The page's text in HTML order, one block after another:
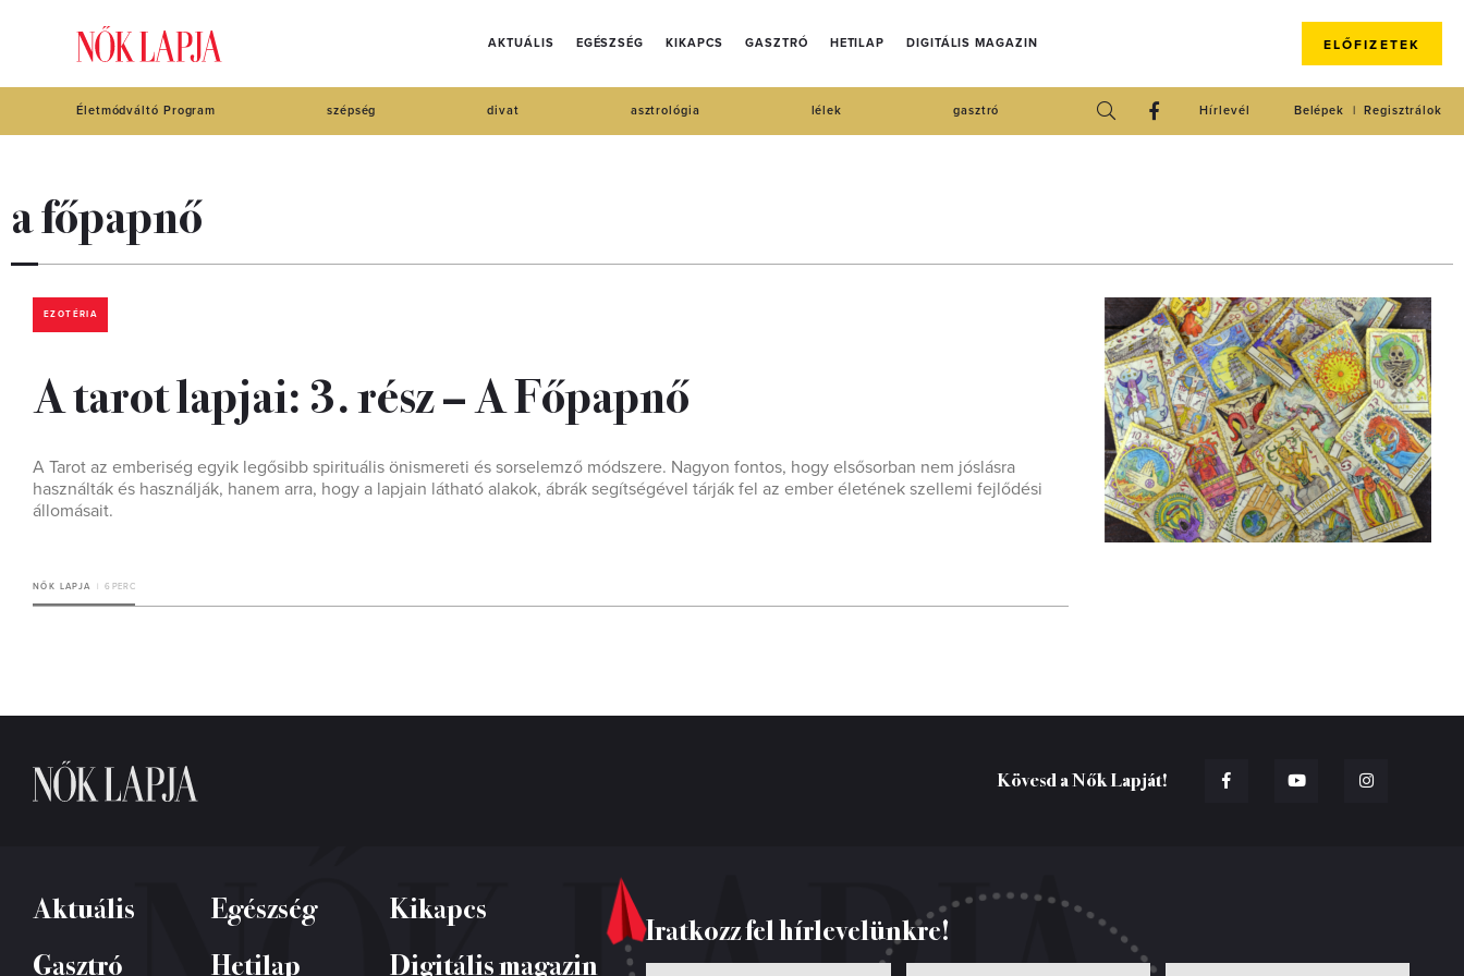
AKTUÁLIS EGÉSZSÉG KIKAPCS GASZTRÓ HETILAP DIGITÁLIS MAGAZIN ELŐFIZETEK
Életmódváltó Program szépség divat asztrológia lélek gasztró Regisztrálok
Belépek
Hírlevél
a főpapnő
EZOTÉRIA
A tarot lapjai: 3. rész – A Főpapnő
A Tarot az emberiség egyik legősibb spirituális önismereti és sorselemző módszere. Nagyon fontos, hogy elsősorban nem jóslásra
használták és használják, hanem arra, hogy a lapjain látható alakok, ábrák segítségével tárják fel az ember életének szellemi fejlődési
állomásait.
NŐK LAPJA 6 PERC
Kövesd a Nők Lapját!
Aktuális Egészség
Kikapcs
Gasztró
Hetilap Digitális magazin
Iratkozz fel hírlevelünkre!